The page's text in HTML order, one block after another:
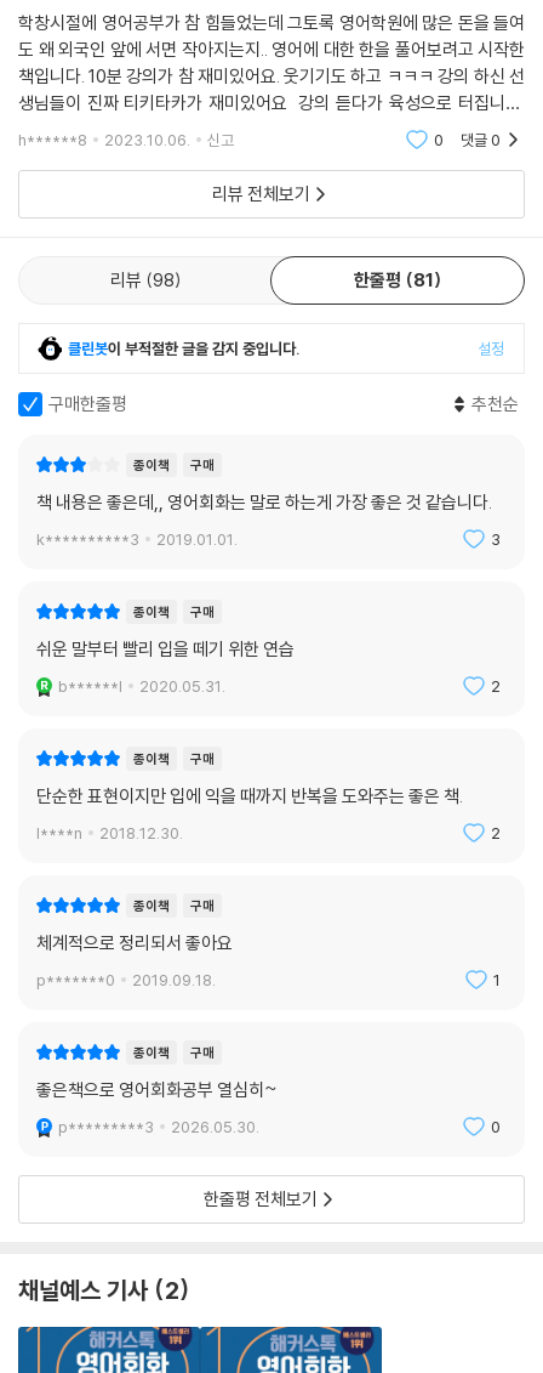
Day 84 You might think ~ 너는 ~라고 생각할지도 몰라
Day 85 I might be able to ~ 나는 ~할 수 있을지도 몰라
Day 86 I should be able to ~ 나는 꼭 ~할 수 있을 거야
Day 87 I should have known ~ 나는 ~을 알았어야 했어
Day 88 You should know ~ 너는 ~ 알아야 해
Day 90 I must say ~ 나는 ~라고 꼭 말해야겠어
Day 91 I must admit ~ 나는 ~을 인정해야겠어
[표현이 더 풍부해지는 추가 패턴]
Day 93 It seems like ~ ~인듯해
Day 95 I wonder if ~ 나는 ~인지 궁금해
Day 96 Do you mind if I ~? 내가 ~해도 괜찮을까?
Day 97 I used to ~ 나 예전에 ~했어
Day 100 Make sure ~ 절대 ~하지 마 / 꼭 ~해
별책 10분 스피킹 핸드북
학창시절에 영어공부가 참 힘들었는데 그토록 영어학원에 많은 돈을 들여
도 왜 외국인 앞에 서면 작아지는지.. 영어에 대한 한을 풀어보려고 시작한
책입니다. 10분 강의가 참 재미있어요. 웃기기도 하고 ㅋㅋㅋ 강의 하신 선
생님들이 진짜 티키타카가 재미있어요 강의 듣다가 육성으로 터집니다.
ㅋㅋㅋ 한번 경험해보세요^^ 다른 시리즈로도 영어공부를 계속 해볼까 합
h******8 2023.10.06. 신고 0 댓글0
리뷰 전체보기
리뷰 98 한줄평 81
클린봇이 부적절한 글을 감지 중입니다. 설정
구매한줄평 추천순
종이책 구매
책 내용은 좋은데,, 영어회화는 말로 하는게 가장 좋은 것 같습니다.
k**********3 2019.01.01. 3
종이책 구매
쉬운 말부터 빨리 입을 떼기 위한 연습
b******l 2020.05.31. 2
종이책 구매
단순한 표현이지만 입에 익을 때까지 반복을 도와주는 좋은 책.
l****n 2018.12.30. 2
종이책 구매
체계적으로 정리되서 좋아요
p*******0 2019.09.18. 1
종이책 구매
좋은책으로 영어회화공부 열심히~
p*********3 2026.05.30. 0
한줄평 전체보기
채널예스 기사 2